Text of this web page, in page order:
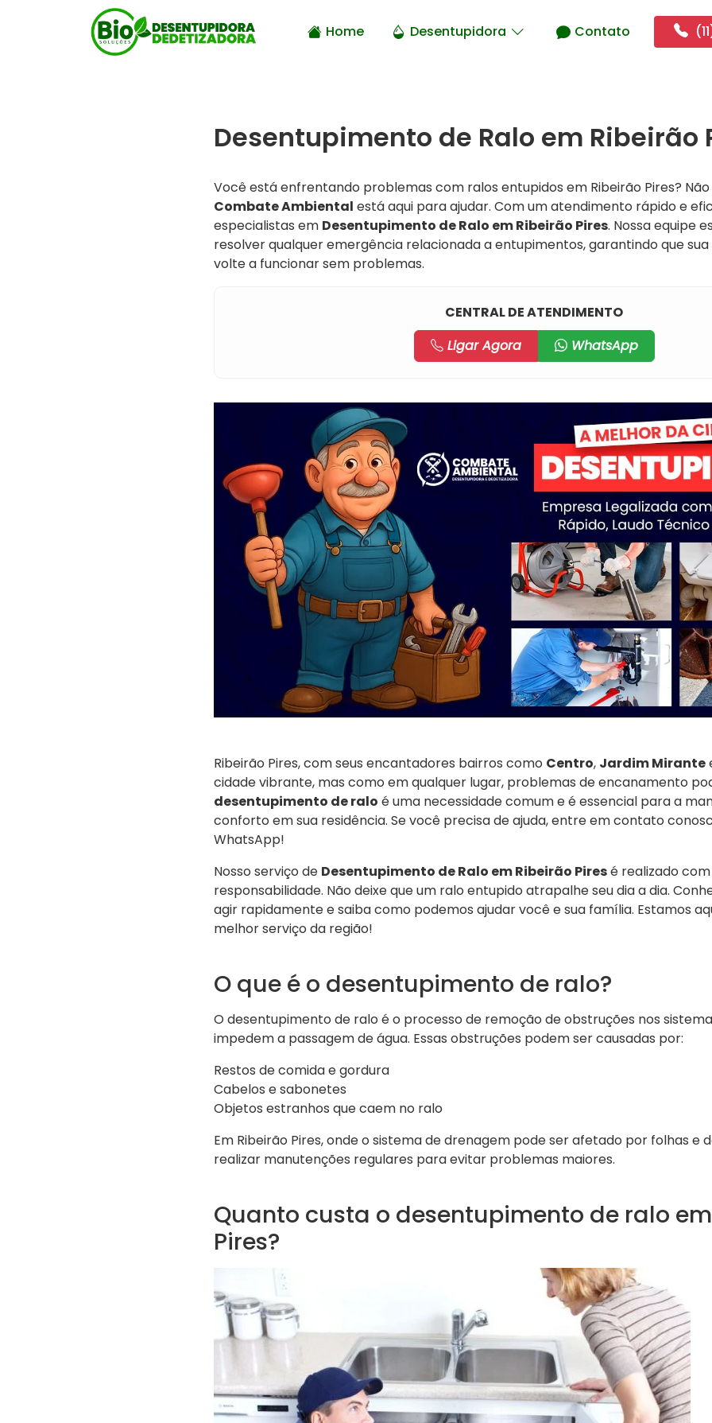
Home Desentupidora Contato
Desentupimento de Ralo em Ribeirão
Você está enfrentando problemas com ralos entupidos em Ribeirão Pires?
Combate Ambiental está aqui para ajudar. Com um atendimento rápido e
especialistas em Desentupimento de Ralo em Ribeirão Pires. Nossa equipe
resolver qualquer emergência relacionada a entupimentos, garantindo que
volte a funcionar sem problemas.
CENTRAL DE ATENDIMENTO
Ligar Agora
WhatsApp
Ribeirão Pires, com seus encantadores bairros como Centro, Jardim Mirante
cidade vibrante, mas como em qualquer lugar, problemas de encanamento
desentupimento de ralo é uma necessidade comum e é essencial para a
conforto em sua residência. Se você precisa de ajuda, entre em contato
WhatsApp!
Nosso serviço de Desentupimento de Ralo em Ribeirão Piresé realizado
responsabilidade. Não deixe que um ralo entupido atrapalhe seu dia a dia.
agir rapidamente e saiba como podemos ajudar você e sua família. Estamos
melhor serviço da região!
O que é o desentupimento de ralo?
O desentupimento de ralo é o processo de remoção de obstruções nos
impedem a passagem de água. Essas obstruções podem ser causadas por:
Restos de comida e gordura
Cabelos e sabonetes
Objetos estranhos que caem no ralo
Em Ribeirão Pires, onde o sistema de drenagem pode ser afetado por folhas e
realizar manutenções regulares para evitar problemas maiores.
Quanto custa o desentupimento de ralo
Pires?